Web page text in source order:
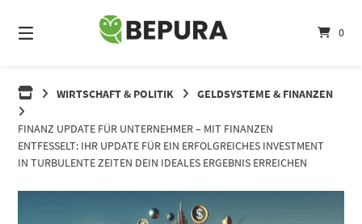
zum
Inhalt
0
WIRTSCHAFT & POLITIK GELDSYSTEME & FINANZEN
FINANZ UPDATE FÜR UNTERNEHMER – MIT FINANZEN
ENTFESSELT: IHR UPDATE FÜR EIN ERFOLGREICHES INVESTMENT
IN TURBULENTE ZEITEN DEIN IDEALES ERGEBNIS ERREICHEN